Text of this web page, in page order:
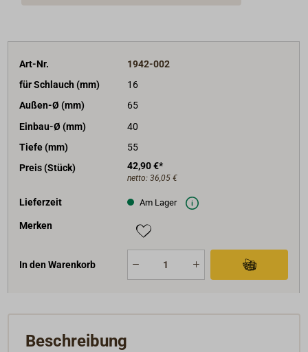
Art-Nr.
1942-002
für Schlauch (mm)
16
Außen-Ø (mm)
65
Einbau-Ø (mm)
40
Tiefe (mm)
55
Preis (Stück)
42,90 €*
netto: 36,05 €
Lieferzeit Am Lager
Merken
In den Warenkorb
Beschreibung